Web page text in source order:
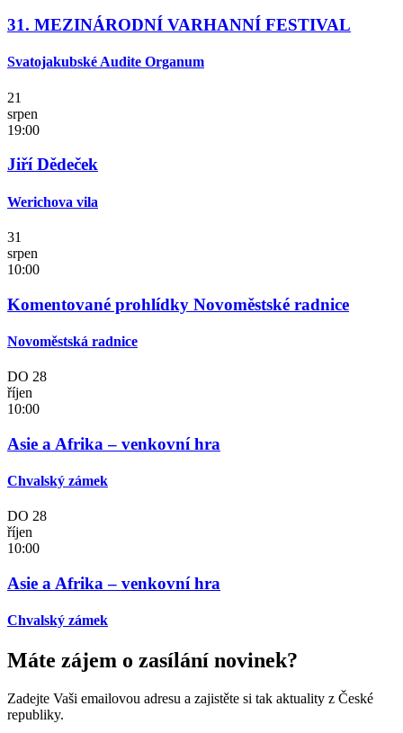
31. MEZINÁRODNÍ VARHANNÍ FESTIVAL
Svatojakubské Audite Organum
21
srpen
19:00
Jiří Dědeček
Werichova vila
31
srpen
10:00
Komentované prohlídky Novoměstské radnice
Novoměstská radnice
DO 28
říjen
10:00
Asie a Afrika – venkovní hra
Chvalský zámek
DO 28
říjen
10:00
Asie a Afrika – venkovní hra
Chvalský zámek
Máte zájem o zasílání novinek?
Zadejte Vaši emailovou adresu a zajistěte si tak aktuality z České
republiky.